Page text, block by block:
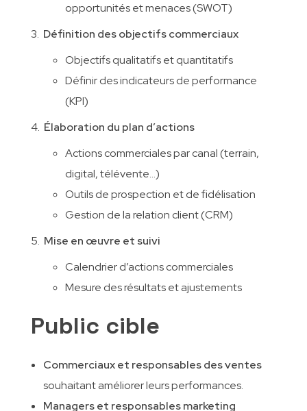
opportunités et menaces (SWOT)
Définition des objectifs commerciaux
Objectifs qualitatifs et quantitatifs
Définir des indicateurs de performance
(KPI)
Élaboration du plan d’actions
Actions commerciales par canal (terrain,
digital, télévente…)
Outils de prospection et de fidélisation
Gestion de la relation client (CRM)
Mise en œuvre et suivi
Calendrier d’actions commerciales
Mesure des résultats et ajustements
Public cible
Commerciaux et responsables des ventes
souhaitant améliorer leurs performances.
Managers et responsables marketing